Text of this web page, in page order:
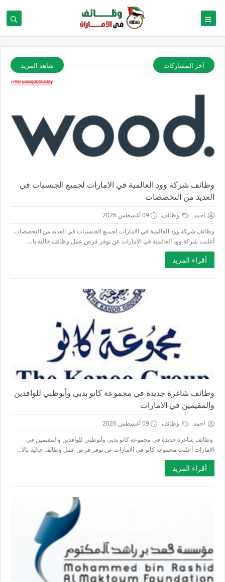
آخر المشاركات شاهد المزيد
وظائف شركة وود العالمية في الامارات لجميع الجنسيات في
العديد من التخصصات
احمد وظائف
09 أغسطس 2026
وظائف شركة وود العالمية في الامارات لجميع الجنسيات في العديد من التخصصات
أعلنت شركة وود العالمية في الامارات عن توفر فرص عمل وظائف خالية با...
أقراء المزيد
وظائف شاغرة جديدة في مجموعة كانو بدبي وأبوظبي للوافدين
والمقيمين في الامارات
احمد وظائف
09 أغسطس 2026
وظائف شاغرة جديدة في مجموعة كانو بدبي وأبوظبي للوافدين والمقيمين في
الامارات أعلنت مجموعة كانو في الامارات عن توفر فرص عمل وظائف خالية بالا...
أقراء المزيد